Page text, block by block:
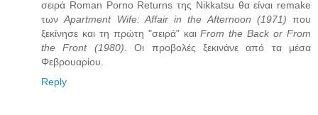
σειρά Roman Porno Returns της Nikkatsu θα είναι remake
τωνApartment Wife: Affair in the Afternoon (1971) που
ξεκίνησε και τη πρώτη "σειρά" καιFrom the Back or From
the Front (1980) . Οι προβολές ξεκινάνε από τα μέσα
Φεβρουαρίου.
Reply